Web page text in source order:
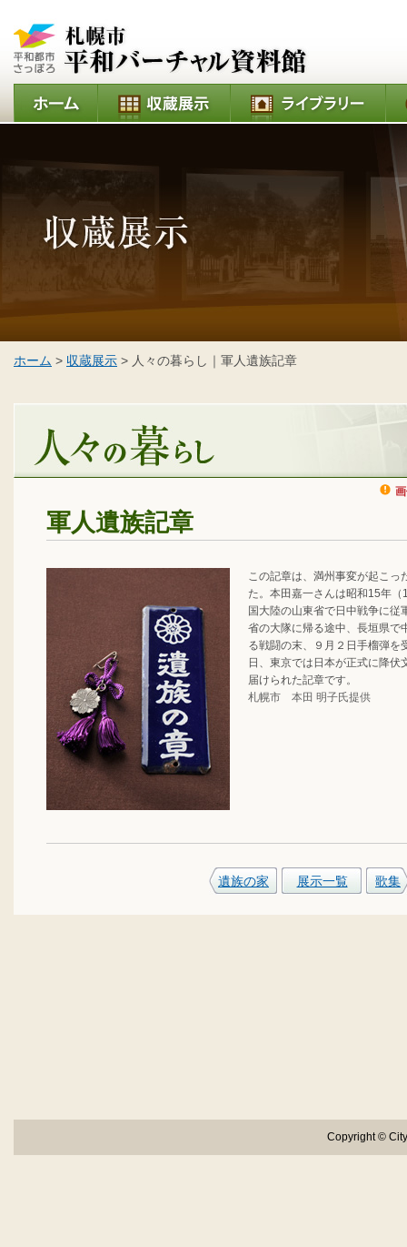
ホーム > 収蔵展示 > 人々の暮らし｜軍人遺族記章
軍人遺族記章
この記章は、満州事変が起こ
た。本田嘉一さんは昭和15年
国大陸の山東省で日中戦争に
省の大隊に帰る途中、長垣県で
る戦闘の末、９月２日手榴弾を
日、東京では日本が正式に降
届けられた記章です。
札幌市 本田 明子氏提供
遺族の家 展示一覧 歌集
Copyright ©